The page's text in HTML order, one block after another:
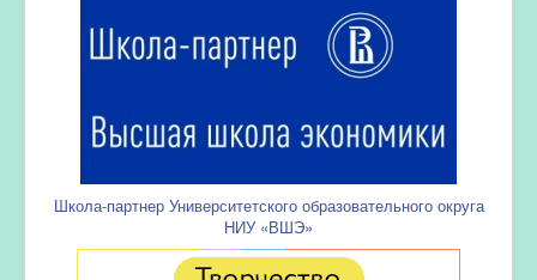
Школа-партнер Университетского образовательного округа
НИУ «ВШЭ»